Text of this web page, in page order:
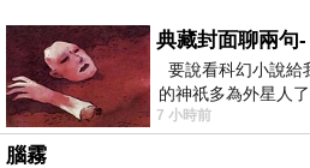
典藏封面聊兩句-
要說看科幻小說給
的神祇多為外星人
驚世駭俗的神通法門
7 小時前
腦霧